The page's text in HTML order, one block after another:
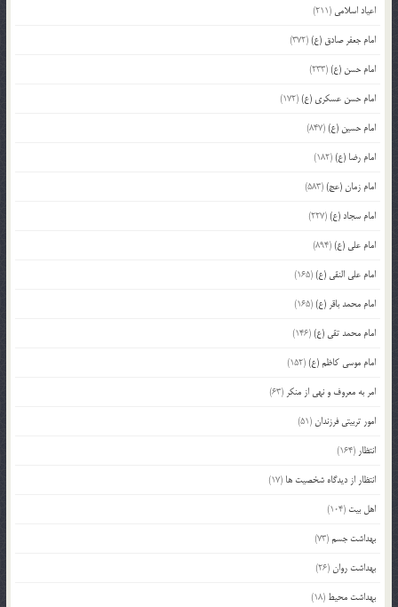
اعیاد اسلامی (211)
امام جعفر صادق (ع)(372)
امام حسن (ع)(233)
امام حسن عسکری (ع)(172)
امام حسین (ع)(847)
امام رضا (ع)(182)
امام زمان (عج)(583)
امام سجاد (ع)(227)
امام علی (ع)(894)
امام علی النقی (ع)(165)
امام محمد باقر (ع)(165)
امام محمد تقی (ع)(146)
امام موسی کاظم (ع)(152)
امر به معروف و نهی از منکر (63)
امور تربیتی فرزندان(51)
انتظار (164)
انتظار از دیدگاه شخصیت ها (17)
اهل بیت (104)
بهداشت جسم(73)
بهداشت روان(26)
بهداشت محیط (18)